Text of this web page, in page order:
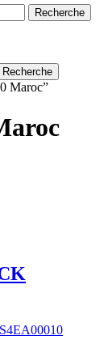
Recherche
Recherche
Maroc”